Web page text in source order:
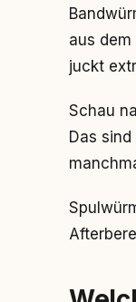
aus
juckt
Schau
Das